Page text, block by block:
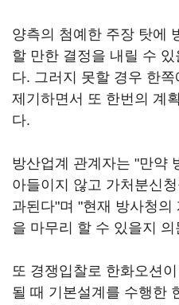
양측의 첨예한 주장 탓에
할 만한 결정을 내릴 수
다. 그러지 못할 경우 한
제기하면서 또 한번의 계
다.
방산업계 관계자는 "만약
아들이지 않고 가처분신
과된다"며 "현재 방사청의
을 마무리 할 수 있을지
또 경쟁입찰로 한화오션
될 때 기본설계를 수행한